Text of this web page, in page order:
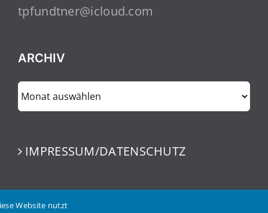
tpfundtner@icloud.com
ARCHIV
ARCHIV
IMPRESSUM/DATENSCHUTZ
Website nutzt